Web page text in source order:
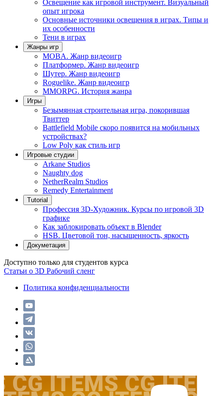
Освещение как игровой инструмент. Визуальный
опыт игрока
Основные источники освещения в играх. Типы и
их особенности
Тени в играх
Жанры игр
MOBA. Жанр видеоигр
Платформер. Жанр видеоигр
Шутер. Жанр видеоигр
Roguelike. Жанр видеоигр
MMORPG. История жанра
Игры
Безымянная строительная игра, покорившая
Твиттер
Battlefield Mobile скоро появится на мобильных
устройствах?
Low Poly как стиль игр
Игровые студии
Arkane Studios
Naughty dog
NetherRealm Studios
Remedy Entertainment
Tutorial
Профессия 3D-Художник. Курсы по игровой 3D
графике
Как заблокировать объект в Blender
HSB. Цветовой тон, насыщенность, яркость
Докуметация
Доступно только для студентов курса
Статьи о 3D Рабочий сленг
Политика конфиденциальности